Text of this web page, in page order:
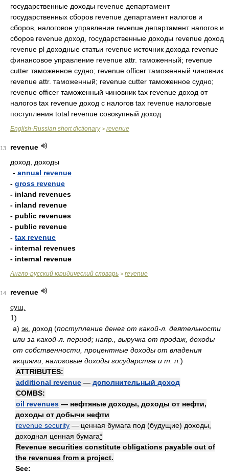
государственные доходы revenue департамент
государственных сборов revenue департамент налогов и
сборов, налоговое управление revenue департамент налогов и
сборов revenue доход, государственные доходы revenue доход
revenue pl доходные статьи revenue источник дохода revenue
финансовое управление revenue attr. таможенный; revenue
cutter таможенное судно; revenue officer таможенный чиновник
revenue attr. таможенный; revenue cutter таможенное судно;
revenue officer таможенный чиновник tax revenue доход от
налогов tax revenue доход с налогов tax revenue налоговые
поступления total revenue совокупный доход
English-Russian short dictionary> revenue
13
revenue
доход, доходы
- annual revenue
- gross revenue
- inland revenues
- inland revenue
- public revenues
- public revenue
- tax revenue
- internal revenues
- internal revenue
Англо-русский юридический словарь > revenue
14
revenue
сущ.
1)
а) эк. доход (поступление денег от какой-л. деятельности
или за какой-л. период; напр., выручка от продаж, доходы
от собственности, процентные доходы от владения
акциями, налоговые доходы государства и т. п. )
ATTRIBUTES:
additional revenue — дополнительный доход
COMBS:
oil revenues — нефтяные доходы, доходы от нефти,
доходы от добычи нефти
revenue security — ценная бумага под (будущие) доходы,
доходная ценная бумага*
Revenue securities constitute obligations payable out of
the revenues from a project.
See: